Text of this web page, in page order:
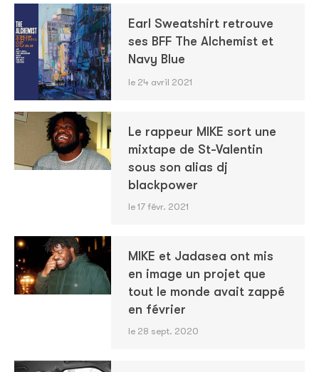
Earl Sweatshirt retrouve
ses BFF The Alchemist et
Navy Blue
le 24 avril 2021
Le rappeur MIKE sort une
mixtape de St-Valentin
sous son alias dj
blackpower
le 17 févr. 2021
MIKE et Jadasea ont mis
en image un projet que
tout le monde avait zappé
en février
le 28 sept. 2020